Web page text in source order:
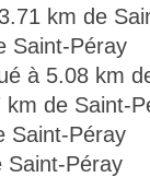
km de
Saint-Péray
à 5.08 km
de Saint-
Saint-Péray
Saint-Péray